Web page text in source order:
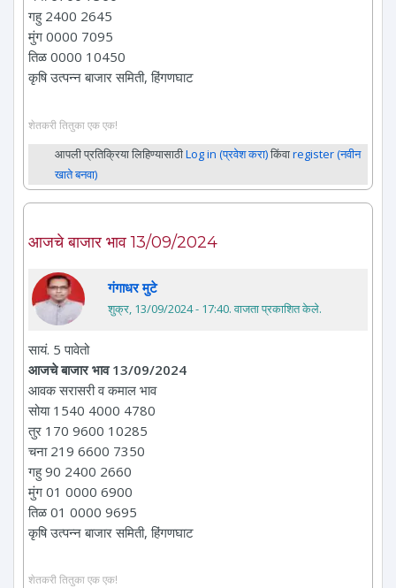
गहु 2400 2645
मुंग 0000 7095
तिळ 0000 10450
कृषि उत्पन्न बाजार समिती, हिंगणघाट
शेतकरी तितुका एक एक!
आपली प्रतिक्रिया लिहिण्यासाठीLog in (प्रवेश करा)किंवाregister (नवीन
खाते बनवा)
आजचे बाजार भाव 13/09/2024
गंगाधर मुटे
शुक्र, 13/09/2024 - 17:40. वाजता प्रकाशित केले.
सायं. 5 पावेतो
आजचे बाजार भाव 13/09/2024
आवक सरासरी व कमाल भाव
सोया 1540 4000 4780
तुर 170 9600 10285
चना 219 6600 7350
गहु 90 2400 2660
मुंग 01 0000 6900
तिळ 01 0000 9695
कृषि उत्पन्न बाजार समिती, हिंगणघाट
शेतकरी तितुका एक एक!